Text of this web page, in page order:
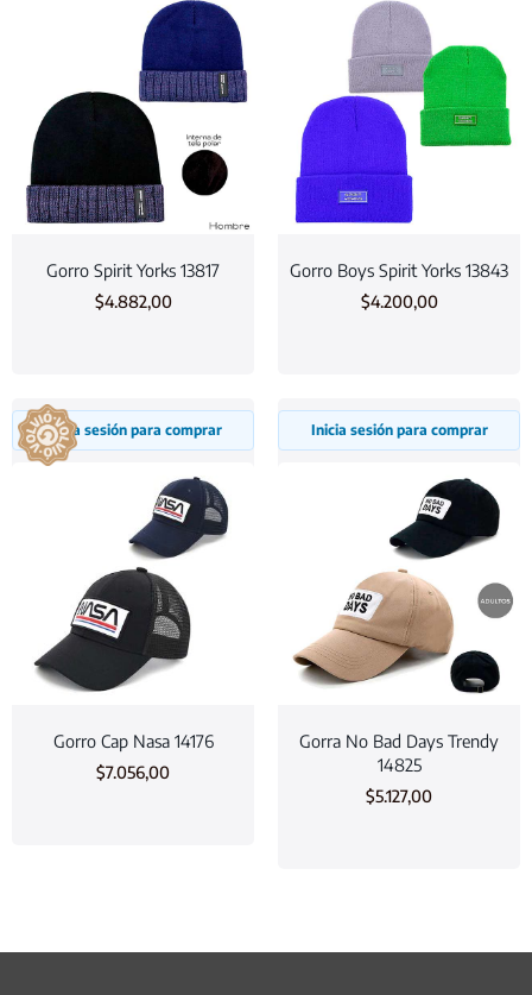
Gorro Spirit Yorks 13817
$4.882,00
Gorro Boys Spirit Yorks 13843
$4.200,00
Inicia sesión para comprar
Gorro Cap Nasa 14176
$7.056,00
Inicia sesión para comprar
Gorra No Bad Days Trendy
14825
$5.127,00